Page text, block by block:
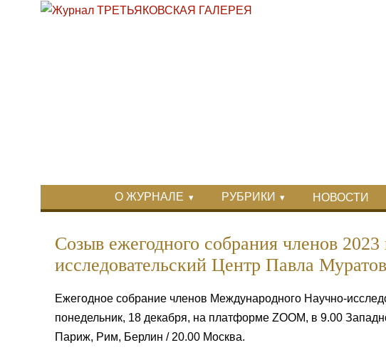
Перейти к основному содержанию
Skip to search
О ЖУРНАЛЕ РУБРИКИ НОВОСТИ
Созыв ежегодного собрания членов
исследовательский Центр Павла
Ежегодное собрание членов Международного Научно-
понедельник, 18 декабря, на платформе ZOOM, в 9.00
Париж, Рим, Берлин / 20.00 Москва.